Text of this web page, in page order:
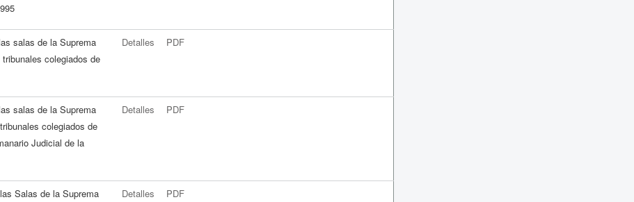
salas de la Suprema
colegiados de
Detalles PDF
salas de la Suprema
colegiados de
Judicial de la
Detalles PDF
Salas de la Suprema
Detalles PDF